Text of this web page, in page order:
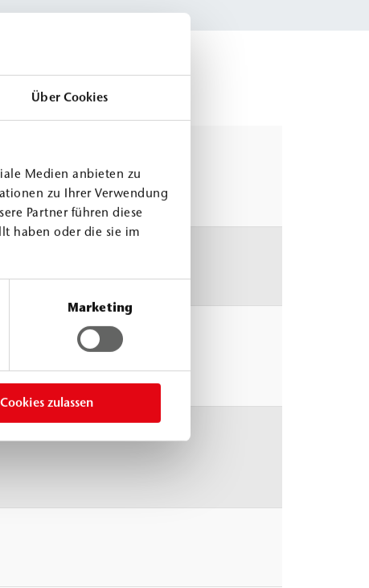
Über Cookies
Medien anbieten zu
zu Ihrer Verwendung
Partner führen diese
haben oder die sie im
Marketing
Cookies zulassen